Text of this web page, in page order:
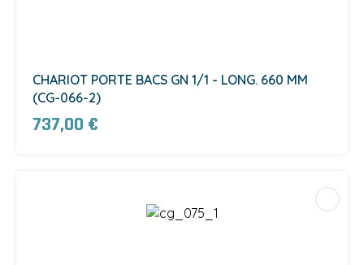
CHARIOT PORTE BACS GN 1/1 - LONG. 660 MM
(CG-066-2)
737,00 €